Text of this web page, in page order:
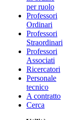
per ruolo
Professori
Ordinari
Professori
Straordinari
Professori
Associati
Ricercatori
Personale
tecnico
A contratto
Cerca